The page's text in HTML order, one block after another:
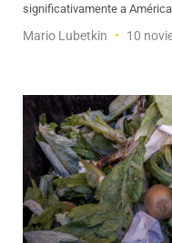
significativamente a
Mario Lubetkin 10